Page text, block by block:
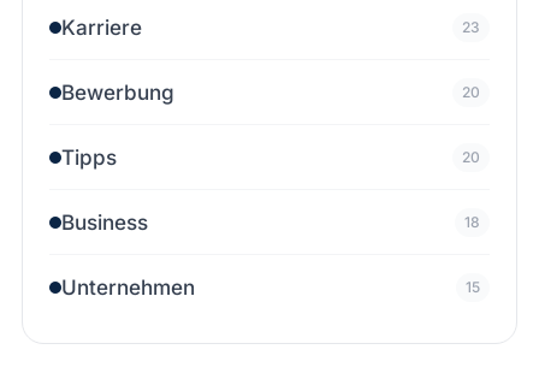
Karriere 23
Bewerbung 20
Tipps 20
Business 18
Unternehmen 15